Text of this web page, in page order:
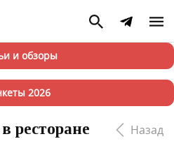
и обзоры
2026
ресторане
Назад